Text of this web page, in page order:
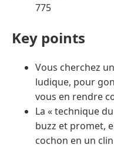
775
Key points
Vous cherchez
ludique, pour
vous en rendre
La « technique
buzz et promet,
cochon en un